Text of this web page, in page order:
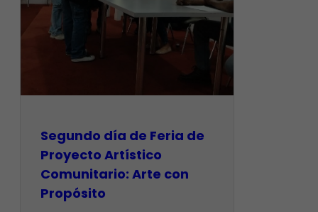
Segundo día de Feria de
Proyecto Artístico
Comunitario: Arte con
Propósito